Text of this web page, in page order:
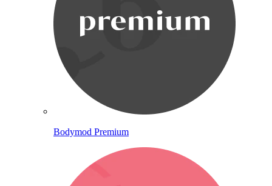
Bodymod Premium